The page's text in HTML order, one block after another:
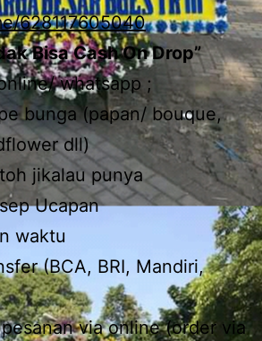
628117605040
Bisa Cash On Drop”
whatsapp ;
bunga (papan/ bouque,
dll)
jikalau punya
Ucapan
waktu
(BCA, BRI, Mandiri,
via online (order via